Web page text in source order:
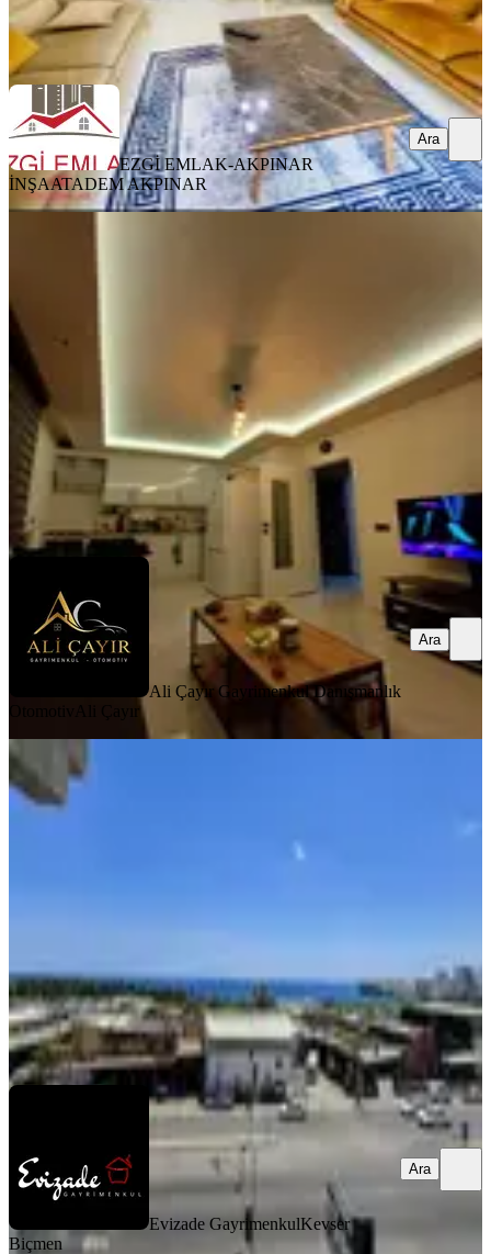
EZGİ EMLAK-AKPINAR İNŞAATADEM AKPINAR
Ara
EZGİ EMLAK-AKPINAR
İNŞAATADEM AKPINAR
Ara
2. Kat
Ali Çayır Gayrimenkul Danışmanlık Otomotiv Ali Çayır
Ara
Ali Çayır Gayrimenkul Danışmanlık
Ali Çayır
Ara
YENİ
Evizade GayrimenkulKevser Biçmen
Ara
Evizade GayrimenkulKevser
Biçmen
Ara